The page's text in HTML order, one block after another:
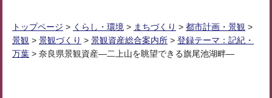
トップページ > くらし・環境 > まちづくり > 都市計画・景観 >
景観 > 景観づくり > 景観資産総合案内所 > 登録テーマ：記紀・
万葉 > 奈良県景観資産―二上山を眺望できる旗尾池湖畔―